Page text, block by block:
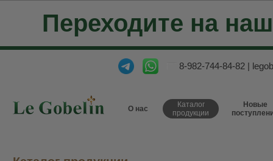
Переходите на
8-982-744-84-82 |
О нас
Каталог
продукции
Новые